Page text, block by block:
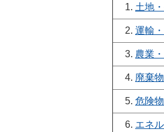
1. 土地
2. 運輸
3. 農業
4. 廃棄
5. 危険
6. エネ